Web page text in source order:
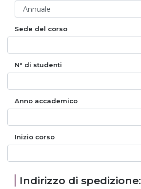
Sede del corso
N° di studenti
Anno accademico
Inizio corso
Indirizzo di spedizione: